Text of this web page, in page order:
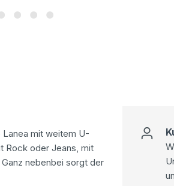
Lanea mit weitem U-
Rock oder Jeans, mit
nebenbei sorgt der